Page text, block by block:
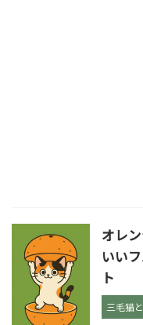
オレ
いい
ト
三毛猫